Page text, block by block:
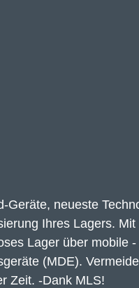
Geräte, neueste
Ihres Lagers.
Lager über mobile
(MDE).
Zeit. -Dank MLS!